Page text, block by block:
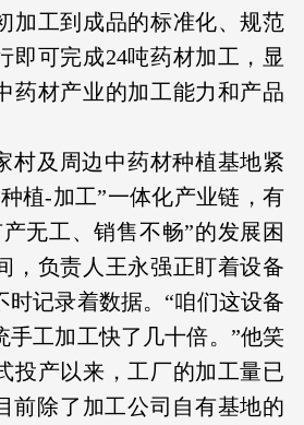
加工到成品的标准化、规范
即可完成24吨药材加工，显
药材产业的加工能力和产品
村及周边中药材种植基地紧
植-加工”一体化产业链，有
无工、销售不畅”的发展困
，负责人王永强正盯着设备
时记录着数据。“咱们这设备
手工加工快了几十倍。”他笑
投产以来，工厂的加工量已
前除了加工公司自有基地的